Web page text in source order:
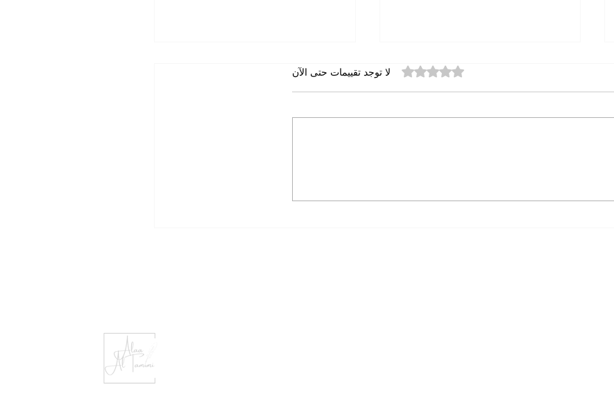
حين يصعد العمق إلى السطح
خاطرة الجمعة حين يصعد العمق إلى
حين لا تكفي القوة
خاطرة الجمعة حين لا تكفي القوة د.
تم التقييم بـ 0 من أصل 5 نجوم. لا توجد تقييمات حتى الآن